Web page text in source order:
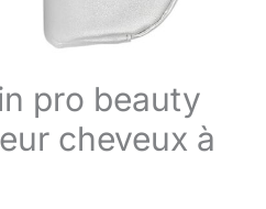
pro beauty
cheveux à